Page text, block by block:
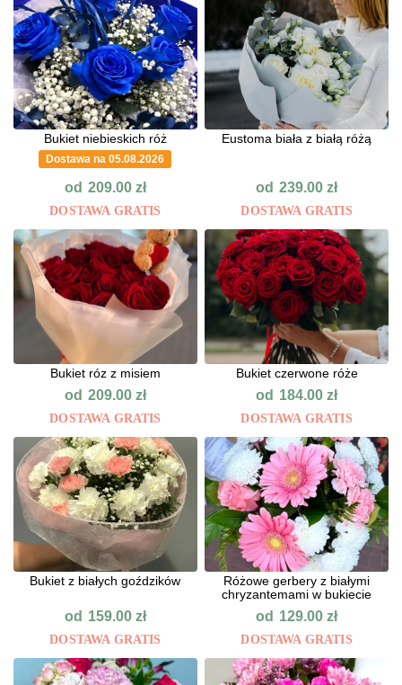
Bukiet niebieskich róż
Dostawa na 05.08.2026
od 209.00 zł
DOSTAWA GRATIS
Eustoma biała z białą różą
od 239.00zł
DOSTAWA GRATIS
Bukiet róz z misiem
od 209.00 zł
DOSTAWA GRATIS
Bukiet czerwone róże
od 184.00zł
DOSTAWA GRATIS
Bukiet z białych goździków
od 159.00 zł
DOSTAWA GRATIS
Różowe gerbery z białymi
chryzantemami w bukiecie
od 129.00zł
DOSTAWA GRATIS